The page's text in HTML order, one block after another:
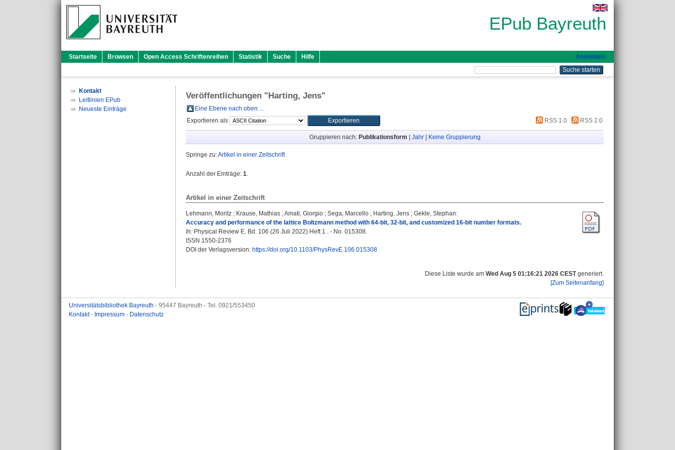
EPub Bayreuth
Startseite Browsen Open Access Schriftenreihen Statistik Suche Hilfe Anmelden
Kontakt
Leitlinien EPub
Neueste Einträge
Veröffentlichungen "Harting, Jens"
Eine Ebene nach oben ...
Exportieren als
RSS 1.0 RSS 2.0
Gruppieren nach: Publikationsform Jahr| Keine Gruppierung
Springe zu:Artikel in einer Zeitschrift
Anzahl der Einträge: 1.
Artikel in einer Zeitschrift
Lehmann, Moritz ; Krause, Mathias ;Amati, Giorgio ; Sega, Marcello ; Harting, Jens ; Gekle, Stephan:
Accuracy and performance of the lattice Boltzmann method with 64-bit, 32-bit, and customized 16-bit number formats.
In: Physical Review E. Bd. 106 (26 Juli 2022) Heft 1 . - No. 015308.
ISSN 1550-2376
DOI der Verlagsversion: https://doi.org/10.1103/PhysRevE.106.015308
Diese Liste wurde am Wed Aug 5 01:16:21 2026 CESTgeneriert.
[Zum Seitenanfang]
Universitätsbibliothek Bayreuth - 95447 Bayreuth - Tel. 0921/553450
Kontakt- Impressum - Datenschutz